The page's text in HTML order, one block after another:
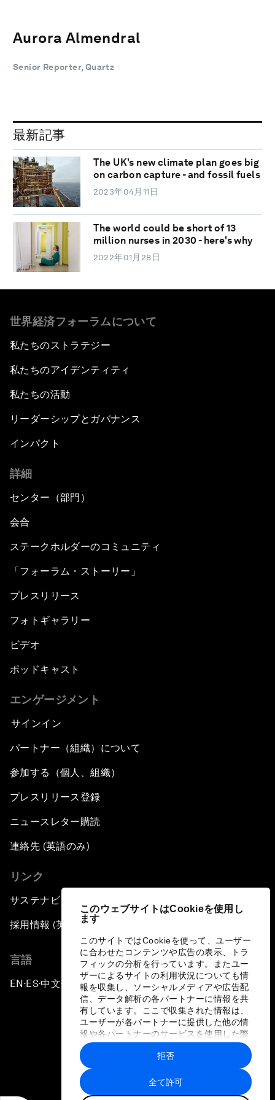
このウェブサイトはCookieを使用し
ます
このサイトではCookieを使って、ユーザー
に合わせたコンテンツや広告の表示、トラ
フィックの分析を行っています。またユー
ザーによるサイトの利用状況についても情
報を収集し、ソーシャルメディアや広告配
信、データ解析の各パートナーに情報を共
有しています。ここで収集された情報は、
ユーザーが各パートナーに提供した他の情
報や各パートナーのサービスを使用した際
に収集された情報と組み合わされ、各パー
トナーによって使用されることがありま
す。
全て許可
拒否
Aurora Almendral
Senior Reporter, Quartz
最新記事
The UK’s new climate plan goes big
on carbon capture - and fossil fuels
2023年04月11日
The world could be short of 13
million nurses in 2030 - here's why
2022年01月28日
世界経済フォーラムについて
私たちのストラテジー
私たちのアイデンティティ
私たちの活動
リーダーシップとガバナンス
インパクト
詳細
センター（部門）
会合
ステークホルダーのコミュニティ
「フォーラム・ストーリー」
プレスリリース
フォトギャラリー
ビデオ
ポッドキャスト
エンゲージメント
サインイン
パートナー（組織）について
参加する（個人、組織）
プレスリリース登録
ニュースレター購読
連絡先 (英語のみ)
リンク
サステナビリティへの取り組み
採用情報 (英語のみ)
言語
EN ▪ES▪中文▪ 日本語
プライバシーポリシーと利用規約
サイトマップ